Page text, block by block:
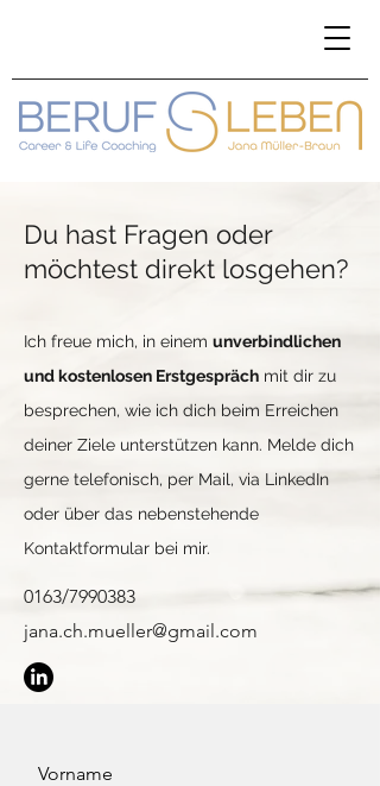
Du hast Fragen oder
möchtest direkt losgehen?
Ich freue mich, in einem unverbindlichen
und kostenlosen Erstgespräch mit dir zu
besprechen, wie ich dich beim Erreichen
deiner Ziele unterstützen kann. Melde dich
gerne telefonisch, per Mail, via LinkedIn
oder über das nebenstehende
Kontaktformular bei mir.
0163/7990383
jana.ch.mueller@gmail.com
Vorname